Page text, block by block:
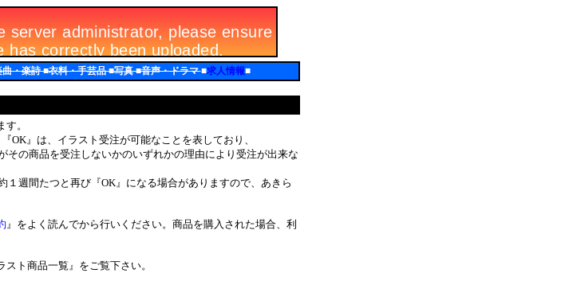
・楽詩 ■衣料・手芸品 ■写真 ■音声・ドラマ■求人情報■
。
OK』は、イラスト受注が可能なことを表しており、
その商品を受注しないかのいずれかの理由により受注が出来な
週間たつと再び『OK』になる場合がありますので、あきら
』をよく読んでから行いください。商品を購入された場合、利
ト商品一覧』をご覧下さい。